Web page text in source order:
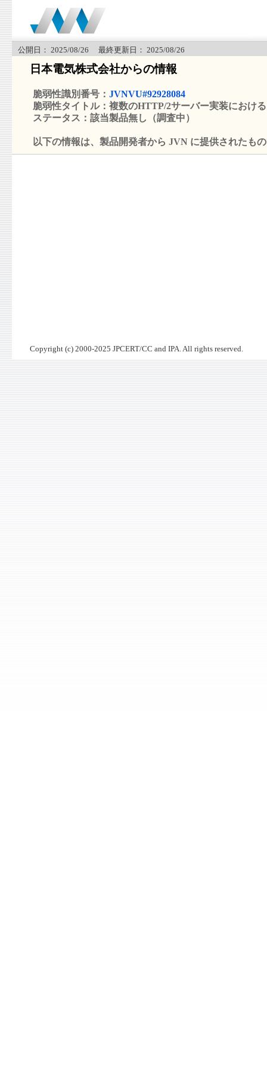
公開日： 2025/08/26 最終更新日： 2025/08/26
日本電気株式会社からの情報
脆弱性識別番号： JVNVU#92928084
脆弱性タイトル：複数のHTTP/2サーバー実装におけ
ステータス：該当製品無し（調査中）
以下の情報は、製品開発者から JVN に提供されたも
Copyright (c) 2000-2025 JPCERT/CC and IPA. All rights reserved.